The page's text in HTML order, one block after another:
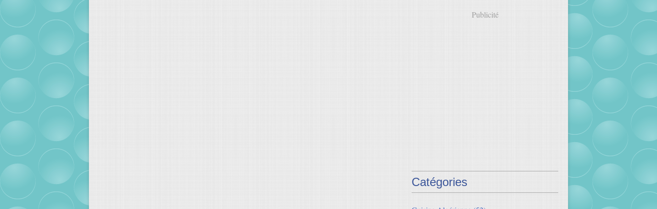
Publicité
Catégories